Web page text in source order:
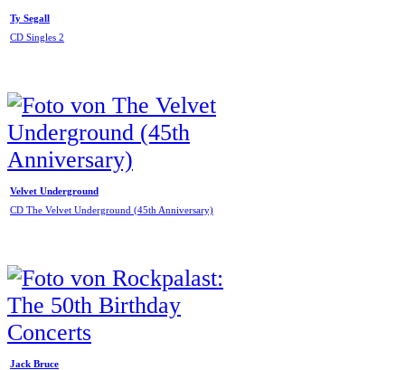
Ty Segall
CD Singles 2
Velvet Underground
CD The Velvet Underground (45th Anniversary)
Jack Bruce